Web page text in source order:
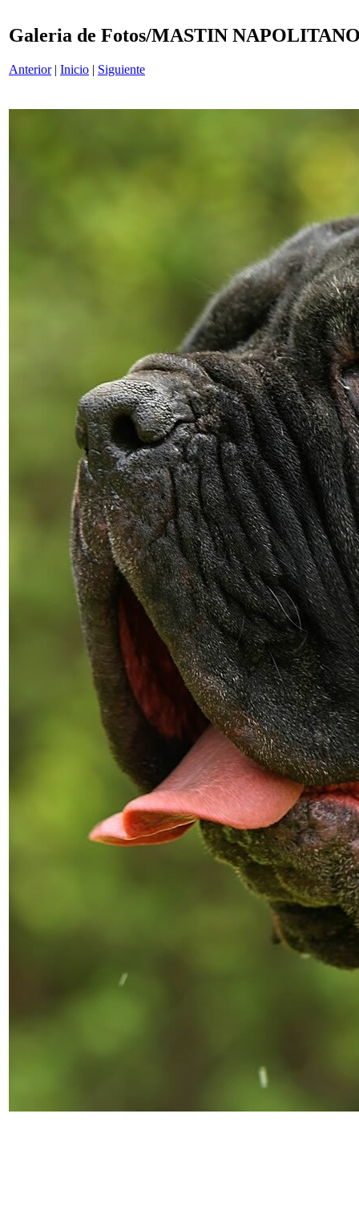
Galeria de Fotos/MASTIN
Anterior| Inicio | Siguiente